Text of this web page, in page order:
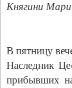
Княгини
В пятницу
Наследник
прибывших